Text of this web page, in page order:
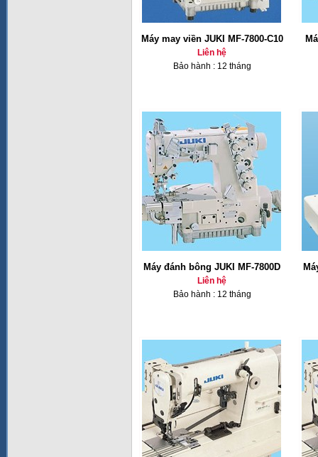
Máy may viền JUKI MF-7800-C10
Liên hệ
Bảo hành : 12 tháng
Máy đánh bông JUKI MF-7800D
Liên hệ
Bảo hành : 12 tháng